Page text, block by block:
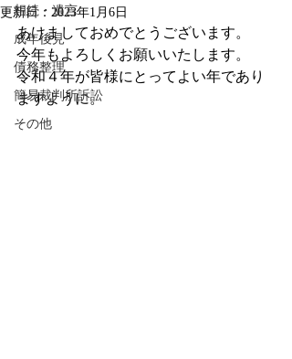
相続・遺言
成年後見
債務整理
簡易裁判所訴訟
その他
更新日： 2023年1月6日
あけましておめでとうございます。
今年もよろしくお願いいたします。
令和４年が皆様にとってよい年であり
ますように。